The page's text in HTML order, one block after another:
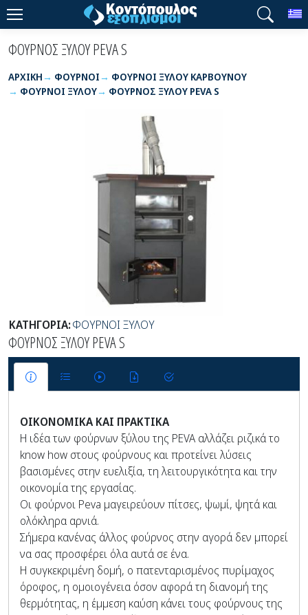
ΦΟΥΡΝΟΣ ΞΥΛΟΥ PEVA S
ΑΡΧΙΚΉ ΦΟΥΡΝΟΙ
ΦΟΥΡΝΟΙ ΞΥΛΟΥ ΚΑΡΒΟΥΝΟΥ
ΦΟΥΡΝΟΙ ΞΥΛΟΥ
ΦΟΥΡΝΟΣ ΞΥΛΟΥ PEVA S
ΚΑΤΗΓΟΡΙΑ:ΦΟΥΡΝΟΙ ΞΥΛΟΥ
ΦΟΥΡΝΟΣ ΞΥΛΟΥ PEVA S
ΟΙΚΟΝΟΜΙΚΑ ΚΑΙ ΠΡΑΚΤΙΚΑ
Η ιδέα των φούρνων ξύλου της PEVA αλλάζει ριζικά το
know how στους φούρνους και προτείνει λύσεις
βασισμένες στην ευελιξία, τη λειτουργικότητα και την
οικονομία της εργασίας.
Οι φούρνοι Peva μαγειρεύουν πίτσες, ψωμί, ψητά και
ολόκληρα αρνιά.
Σήμερα κανένας άλλος φούρνος στην αγορά δεν μπορεί
να σας προσφέρει όλα αυτά σε ένα.
Η συγκεκριμένη δομή, ο πατενταρισμένος πυρίμαχος
όροφος, η ομοιογένεια όσον αφορά τη διανομή της
θερμότητας, η έμμεση καύση κάνει τους φούρνους της